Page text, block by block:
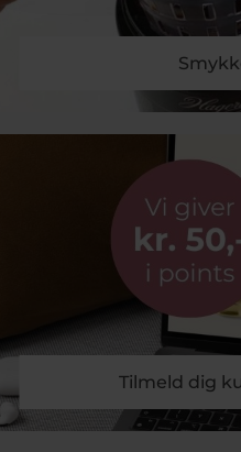
Materialer, der
Vi arbejder med
smykker bevarer deres
bearbejdelse med
armlænker både er
Designet er skabt til at
kan have glæde at dit
Enkelstående
Sølvsarmlænker fra
for at et stilrent og
også perfekt til at blive
smykker. Match dem
med forgyldte elementer
skabe dit eget unikke
Tilmeld dig